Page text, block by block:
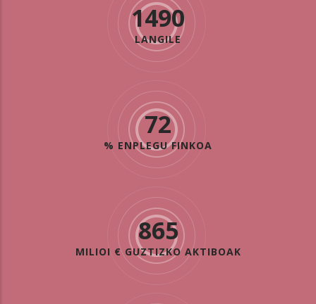
1490
LANGILE
72
% ENPLEGU FINKOA
865
MILIOI € GUZTIZKO AKTIBOAK